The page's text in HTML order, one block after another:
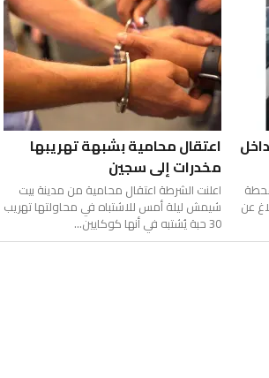
عن
اعتقال محامية بشبهة تهريبها
مخدرات إلى سجين
اعلنت الشرطة اعتقال محامية من مدينة بيت
شيمش ليلة أمس للاشتباه في محاولتها تهريب
30 حبة يُشتبه في أنها كوكايين...